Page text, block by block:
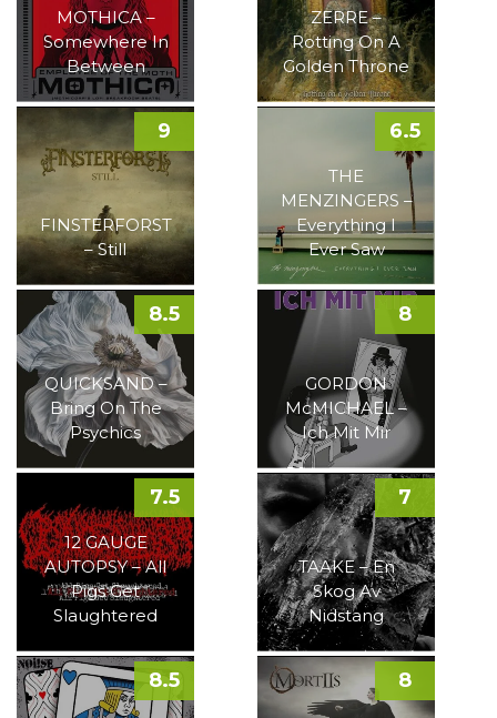
MOTHICA –
Somewhere In
Between
ZERRE –
Rotting On A
Golden Throne
FINSTERFORST
– Still
9
THE
MENZINGERS –
Everything I
Ever Saw
6.5
QUICKSAND –
Bring On The
Psychics
8.5
GORDON
McMICHAEL –
Ich Mit Mir
8
12 GAUGE
AUTOPSY – All
Pigs Get
Slaughtered
7.5
TAAKE – En
Skog Av
Nidstang
7
8.5 8